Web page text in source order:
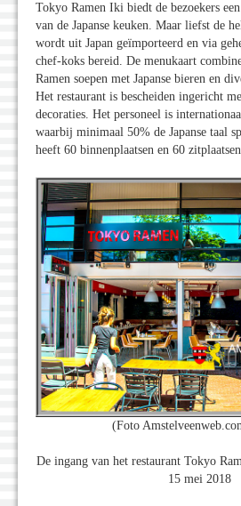
Tokyo Ramen Iki biedt de bezoekers
van de Japanse keuken. Maar liefst de
wordt uit Japan geïmporteerd en via
chef-koks bereid. De menukaart
Ramen soepen met Japanse bieren en
Het restaurant is bescheiden ingericht
decoraties. Het personeel is
waarbij minimaal 50% de Japanse taal
heeft 60 binnenplaatsen en 60
(Foto
De ingang van het restaurant Tokyo
15 mei 2018